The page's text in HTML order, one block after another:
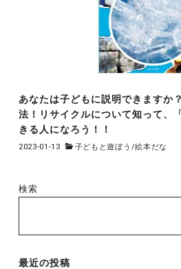
あなたは子どもに説明できますか
法！リサイクルについて知って、
きる人になろう！！
2023-01-13 子どもと遊ぼう /絵本だな
検索
最近の投稿